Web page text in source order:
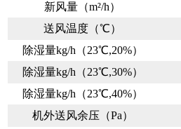
新风量（m²/h）
送风温度（℃）
除湿量kg/h（23℃,20%）
除湿量kg/h（23℃,30%）
除湿量kg/h（23℃,40%）
机外送风余压（Pa）